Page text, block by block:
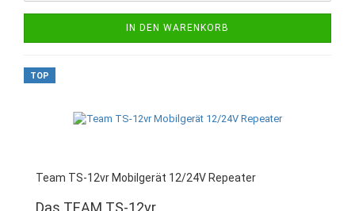
IN DEN WARENKORB
TOP
Team TS-12vr Mobilgerät 12/24V Repeater
Das TEAM TS-12vr